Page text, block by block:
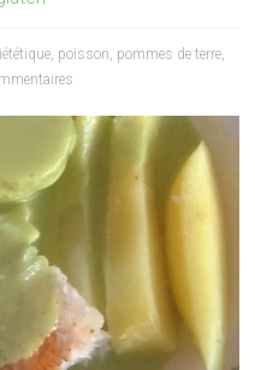
, poisson, pommes de terre,